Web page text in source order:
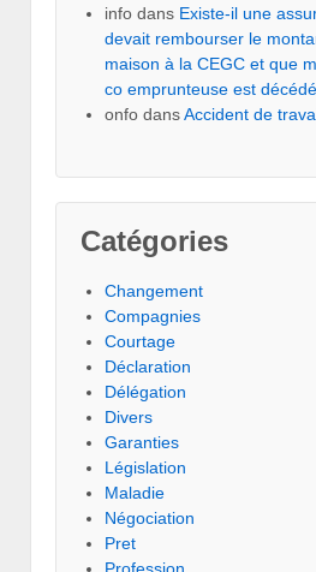
info dans Existe-il une
devait rembourser le
maison à la CEGC et que
co emprunteuse est
onfo dansAccident de
Catégories
Changement
Compagnies
Courtage
Déclaration
Délégation
Divers
Garanties
Législation
Maladie
Négociation
Pret